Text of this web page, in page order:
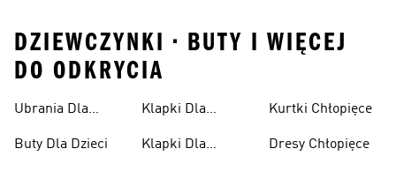
DZIEWCZYNKI • BUTY I WIĘCEJ
DO ODKRYCIA
Ubrania Dla
Buty Dla Dzieci
Klapki Dla
Klapki Dla
Kurtki Chłopięce
Dresy Chłopięce